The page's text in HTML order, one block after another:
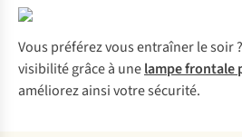
Vous préférez vous entraîner le soir
visibilité grâce à unelampe frontale
améliorez ainsi votre sécurité.